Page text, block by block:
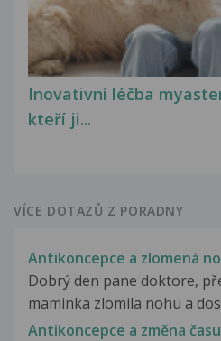
Inovativní léčba
kteří ji...
VÍCE DOTAZŮ Z PORADNY
Antikoncepce a zlomená
Dobrý den pane doktore,
maminka zlomila nohu a
Antikoncepce a změna času